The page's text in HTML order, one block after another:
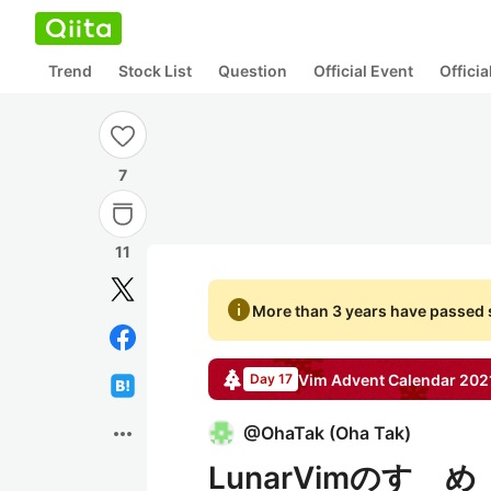
Trend Stock List Question Official Event
7
11
more_horiz
infoMore than 3 years have passed
Day 17 Vim Advent Calendar
@OhaTak (Oha Tak)
LunarVimのすゝめ